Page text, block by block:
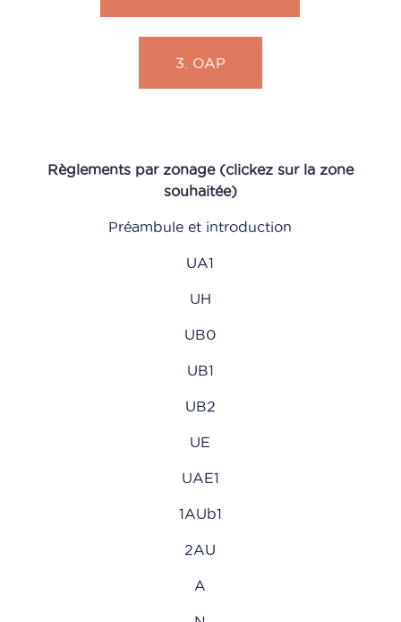
3. OAP
Règlements par zonage (clickez sur la zone
souhaitée)
Préambule et introduction
UA1
UH
UB0
UB1
UB2
UE
UAE1
1AUb1
2AU
A